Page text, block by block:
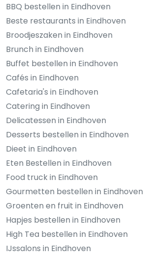
BBQ bestellen in Eindhoven
Beste restaurants in Eindhoven
Broodjeszaken in Eindhoven
Brunch in Eindhoven
Buffet bestellen in Eindhoven
Cafés in Eindhoven
Cafetaria's in Eindhoven
Catering in Eindhoven
Delicatessen in Eindhoven
Desserts bestellen in Eindhoven
Dieet in Eindhoven
Eten Bestellen in Eindhoven
Food truck in Eindhoven
Gourmetten bestellen in Eindhoven
Groenten en fruit in Eindhoven
Hapjes bestellen in Eindhoven
High Tea bestellen in Eindhoven
IJssalons in Eindhoven